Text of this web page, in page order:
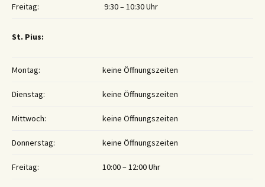
Freitag: 9:30 – 10:30 Uhr
St. Pius:
Montag: keine Öffnungszeiten
Dienstag: keine Öffnungszeiten
Mittwoch: keine Öffnungszeiten
Donnerstag: keine Öffnungszeiten
Freitag: 10:00 – 12:00 Uhr